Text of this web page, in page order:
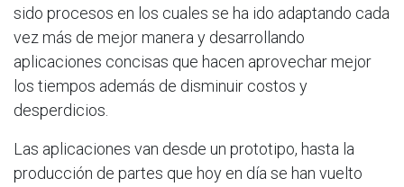
sido procesos en los cuales se ha ido adaptando cada
vez más de mejor manera y desarrollando
aplicaciones concisas que hacen aprovechar mejor
los tiempos además de disminuir costos y
desperdicios.
Las aplicaciones van desde un prototipo, hasta la
producción de partes que hoy en día se han vuelto